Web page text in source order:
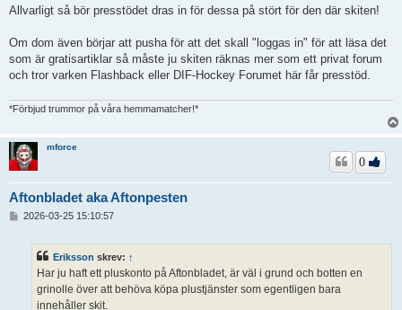
l
g
Allvarligt så bör presstödet dras in för dessa på stört för den där skiten!
Om dom även börjar att pusha för att det skall "loggas in" för att läsa det
som är gratisartiklar så måste ju skiten räknas mer som ett privat forum
och tror varken Flashback eller DIF-Hockey Forumet här får presstöd.
*Förbjud trummor på våra hemmamatcher!*
mforce
Aftonbladet aka Aftonpesten
0
2026-03-25 15:10:57
Eriksson skrev: ↑
Har ju haft ett pluskonto på Aftonbladet, är väl i grund och botten en
grinolle över att behöva köpa plustjänster som egentligen bara
innehåller skit.